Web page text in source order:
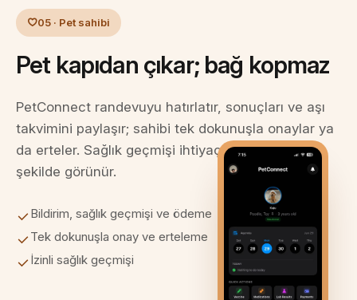
05 · Pet sahibi
Pet kapıdan çıkar; bağ kopmaz
PetConnect randevuyu hatırlatır, sonuçları ve aşı
takvimini paylaşır; sahibi tek dokunuşla onaylar ya
da erteler. Sağlık geçmişi ihtiyaç olduğunda izinli
şekilde görünür.
Bildirim, sağlık geçmişi ve ödeme
Tek dokunuşla onay ve erteleme
İzinli sağlık geçmişi